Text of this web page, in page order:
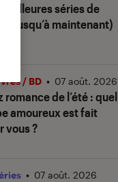
meilleures séries de
(jusqu’à maintenant)
romance de l’été : quel
amoureux est fait
vous ?
/ BD • 07 août. 2026
• 07 août. 2026